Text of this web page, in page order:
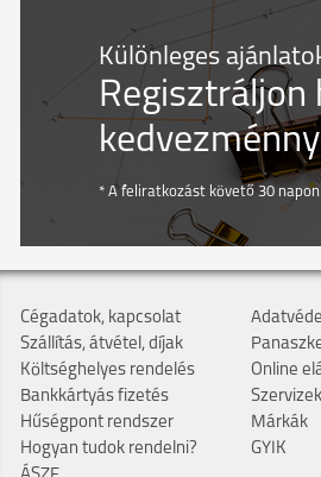
Különleges
Regisztráljon
* A feliratkozást követő 30
Cégadatok, kapcsolat
Szállítás, átvétel, díjak
Költséghelyes rendelés
Bankkártyás fizetés
Hűségpont rendszer
Hogyan tudok rendelni?
Online
Szervizek
Márkák
GYIK